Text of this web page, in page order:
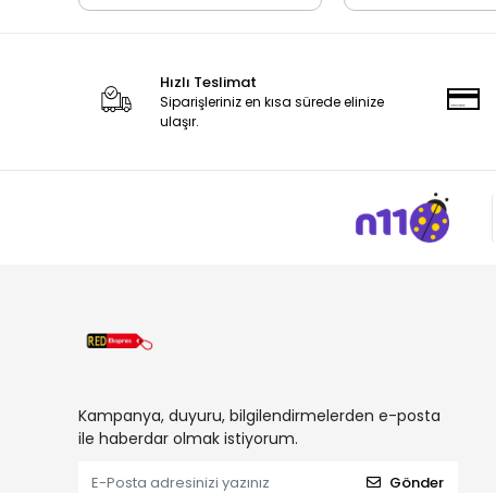
Hızlı Teslimat
Siparişleriniz en kısa sürede elinize
ulaşır.
Kampanya, duyuru, bilgilendirmelerden e-posta
ile haberdar olmak istiyorum.
Gönder